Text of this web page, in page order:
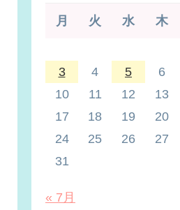
月 火 水 木
3
4 5 6
10
11 12 13
17
18 19 20
24
25 26 27
31
« 7月